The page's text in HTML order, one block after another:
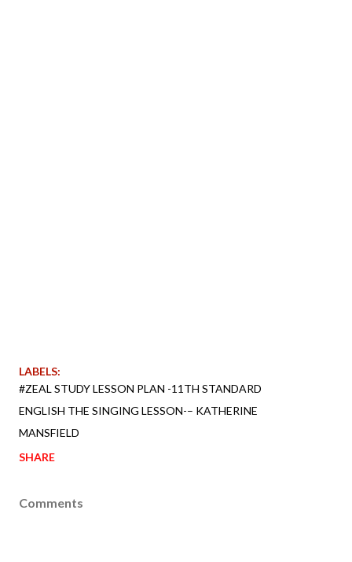
LABELS:
#ZEAL STUDY LESSON PLAN -11TH STANDARD
ENGLISH THE SINGING LESSON-– KATHERINE
MANSFIELD
SHARE
Comments